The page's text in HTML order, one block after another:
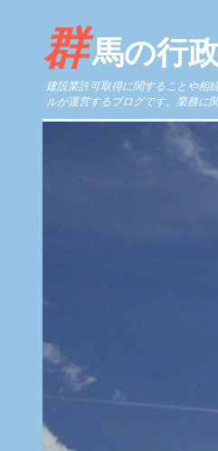
群馬の行
建設業許可取得に関することや相
ルが運営するブログです。業務